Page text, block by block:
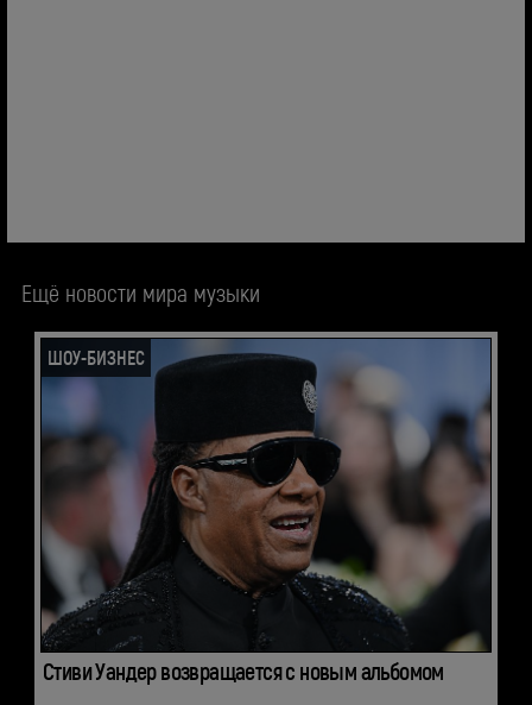
Ещё новости мира музыки
ШОУ-БИЗНЕС
Стиви Уандер возвращается с новым альбомом